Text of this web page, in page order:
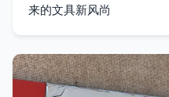
来的文具新风尚